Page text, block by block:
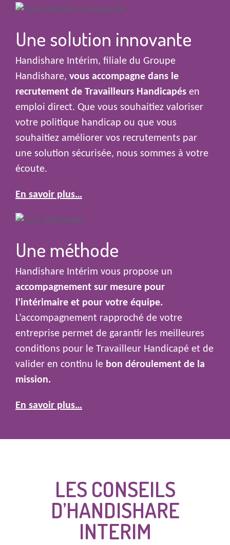
Une solution innovante
Handishare Intérim, filiale du Groupe
Handishare, vous accompagne dans le
recrutement de Travailleurs Handicapés en
emploi direct. Que vous souhaitiez valoriser
votre politique handicap ou que vous
souhaitiez améliorer vos recrutements par
une solution sécurisée, nous sommes à votre
écoute.
En savoir plus…
Une méthode
Handishare Intérim vous propose un
accompagnement sur mesure pour
l’intérimaire et pour votre équipe.
L’accompagnement rapproché de votre
entreprise permet de garantir les meilleures
conditions pour le Travailleur Handicapé et de
valider en continu le bon déroulement de la
mission.
En savoir plus…
LES CONSEILS
D’HANDISHARE
INTERIM